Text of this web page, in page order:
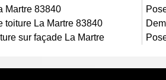
matériaux de couverture. Grâce à
conforme aux normes.
Martre 83840
toiture La Martre 83840
sur façade La Martre